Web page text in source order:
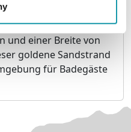
der beliebtesten
der Insel. Mit einer
und einer Breite von
goldene Sandstrand
für Badegäste